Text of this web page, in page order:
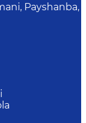
Payshanba,